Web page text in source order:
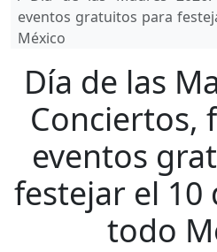
eventos gratuitos para
México
Día de las
Conciertos,
eventos
festejar el 10
todo